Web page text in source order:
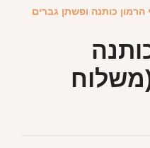
הרמון כותנה ופשתן גברים